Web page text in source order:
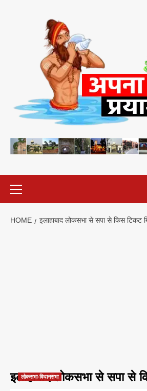
Menu
HOME इलाहाबाद लोकसभा से सपा से किस टिकट
इलाहाबाद लोकसभा से सपा से
लोकसभा-विधानसभा